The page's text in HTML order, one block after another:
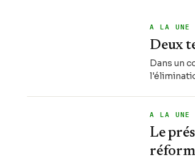
A LA UNE
Deux
Dans un
A LA UNE
Le